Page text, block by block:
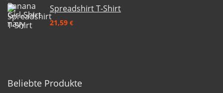
Spreadshirt T-Shirt
21,59 €
Beliebte Produkte